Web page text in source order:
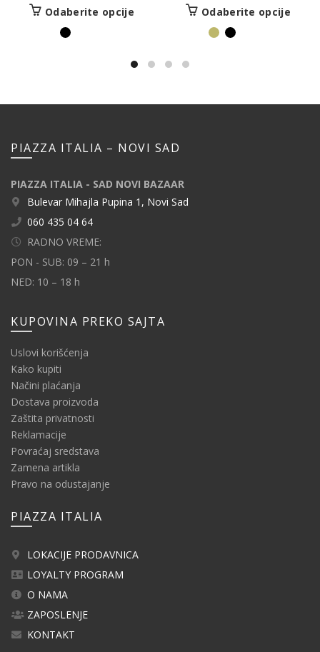
Odaberite opcije Odaberite opcije
PIAZZA ITALIA – NOVI SAD
PIAZZA ITALIA - SAD NOVI BAZAAR
Bulevar Mihajla Pupina 1, Novi Sad
060 435 04 64
RADNO VREME:
PON - SUB: 09 – 21 h
NED: 10 – 18 h
KUPOVINA PREKO SAJTA
Uslovi korišćenja
Kako kupiti
Načini plaćanja
Dostava proizvoda
Zaštita privatnosti
Reklamacije
Povraćaj sredstava
Zamena artikla
Pravo na odustajanje
PIAZZA ITALIA
LOKACIJE PRODAVNICA
LOYALTY PROGRAM
O NAMA
ZAPOSLENJE
KONTAKT